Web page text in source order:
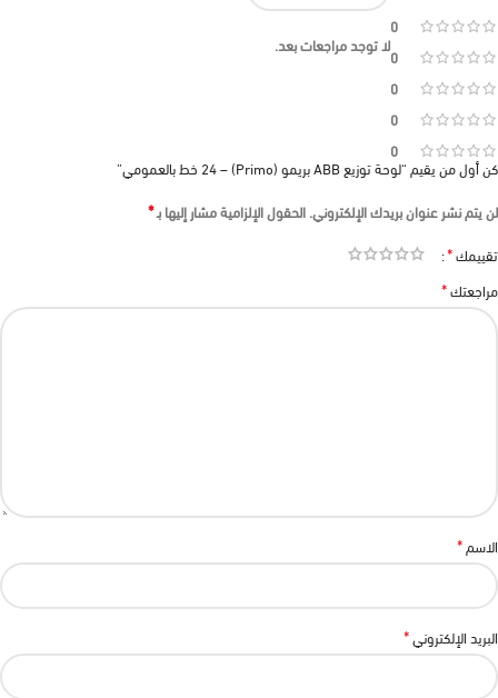
0
0
0
0
0
لا توجد مراجعات بعد.
كن أول من يقيم “لوحة توزيع ABB بريمو (Primo) – 24 خط بالعمومي”
لن يتم نشر عنوان بريدك الإلكتروني.الحقول الإلزامية مشار إليها بـ*
تقييمك*
مراجعتك*
الاسم*
البريد الإلكتروني*